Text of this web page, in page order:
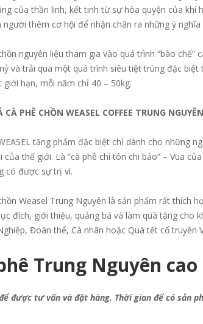
của thần linh, kết tinh từ sự hòa quyện của
người thêm cơ hội để nhận chân ra những ý
nguyên liệu tham gia vào quá trình “bào
và trải qua một quá trình siêu tiệt trùng đặc
giới hạn, mỗi năm chỉ 40 – 50kg.
CÀ PHÊ CHỒN WEASEL COFFEE TRUNG NGUYÊN
tặng phẩm đặc biệt chỉ dành cho những
của thế giới. Là “cà phê chí tôn chi bảo” – Vua
có được sự trị vì.
Weasel Trung Nguyên là sản phẩm rất thích
đích, giới thiệu, quảng bá và làm quà tặng cho
Đoàn thể, Cá nhân hoặc Quà tết cổ truyền
Trung Nguyên cao
được tư vấn và đặt hàng. Thời gian để có sản